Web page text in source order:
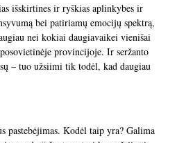
išskirtines ir ryškias aplinkybes ir
bei patiriamų emocijų spektrą,
nei kokiai daugiavaikei vienišai
provincijoje. Ir seržanto
– tuo užsiimi tik todėl, kad daugiau
pastebėjimas. Kodėl taip yra? Galima